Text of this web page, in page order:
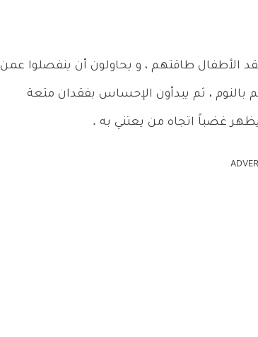
الأطفال طاقتهم ، و يحاولون أن ينفصلوا عمن
بالنوم ، ثم يبدأون الإحساس بفقدان متعة
غضباً اتجاه من يعتني به .